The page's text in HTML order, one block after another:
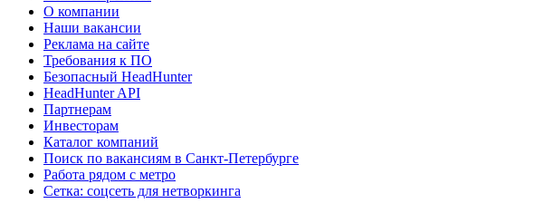
О компании
Наши вакансии
Реклама на сайте
Требования к ПО
Безопасный HeadHunter
HeadHunter API
Партнерам
Инвесторам
Каталог компаний
Поиск по вакансиям в Санкт-Петербурге
Работа рядом с метро
Сетка: соцсеть для нетворкинга